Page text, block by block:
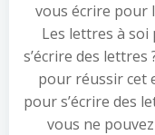
vous écrire pour
Les lettres à
s’écrire des lettres
pour réussir cet
pour s’écrire des
vous ne